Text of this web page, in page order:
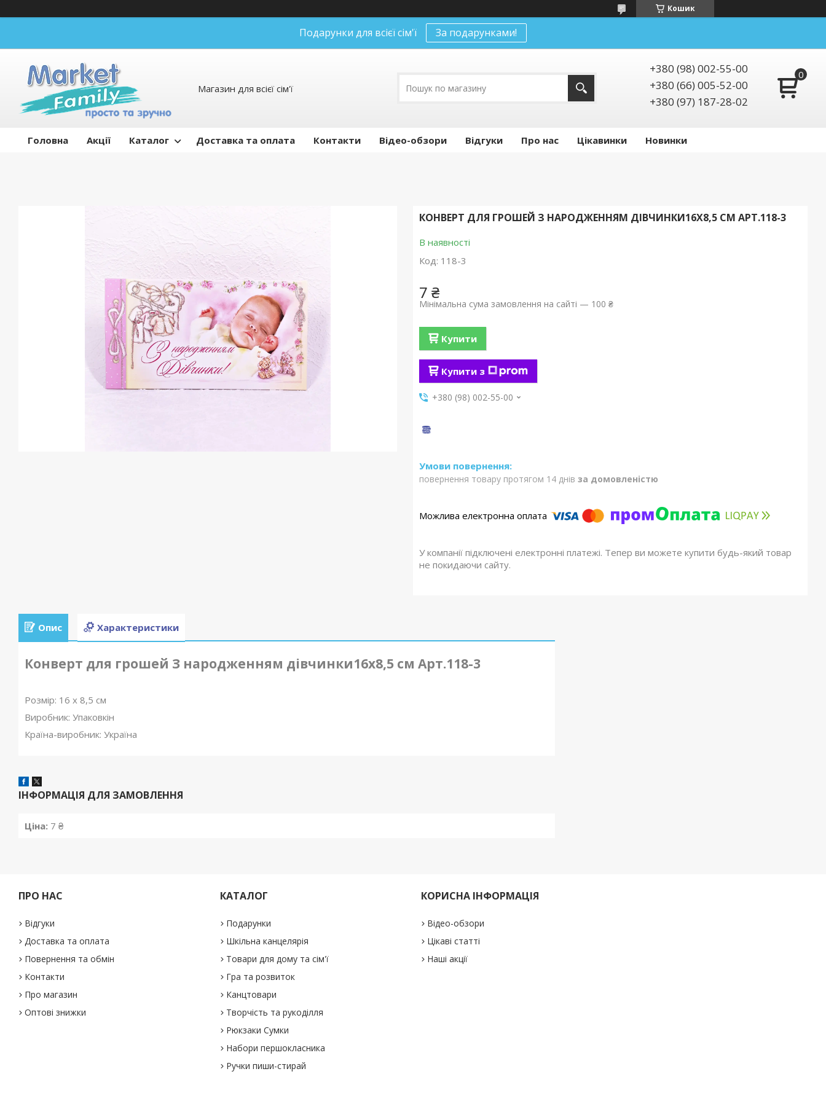
Кошик
Подарунки для всієї сім'ї За подарунками!
Магазин для всієї сім'ї
+380 (98) 002-55-00
+380 (66) 005-52-00
+380 (97) 187-28-02
Головна Акції Каталог Доставка та оплата Контакти Відео-обзори Відгуки Про нас Цікавинки Новинки
КОНВЕРТ ДЛЯ ГРОШЕЙ З НАРОДЖЕННЯМ ДІВЧИНКИ16Х8,5 СМ АРТ.118-3
В наявності
Код: 118-3
7 ₴
Мінімальна сума замовлення на сайті — 100 ₴
Купити
Купити з
+380 (98) 002-55-00
повернення товару протягом 14 днів за домовленістю
У компанії підключені електронні платежі. Тепер ви можете купити будь-який товар
не покидаючи сайту.
Опис Характеристики
Конверт для грошей З народженням дівчинки16х8,5 см Арт.118-3
Розмір: 16 х 8,5 см
Виробник: Упаковкін
Країна-виробник: Україна
ІНФОРМАЦІЯ ДЛЯ ЗАМОВЛЕННЯ
Ціна: 7 ₴
ПРО НАС
Відгуки
Доставка та оплата
Повернення та обмін
Контакти
Про магазин
Оптові знижки
КАТАЛОГ
Подарунки
Шкільна канцелярія
Товари для дому та сім'ї
Гра та розвиток
Канцтовари
Творчість та рукоділля
Рюкзаки Сумки
Набори першокласника
Ручки пиши-стирай
КОРИСНА ІНФОРМАЦІЯ
Відео-обзори
Цікаві статті
Наші акції